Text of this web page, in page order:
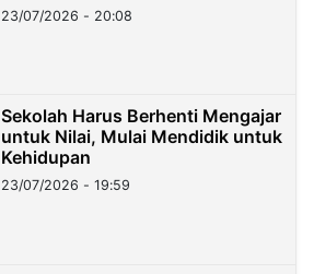
23/07/2026 - 20:08
Sekolah Harus Berhenti Mengajar
untuk Nilai, Mulai Mendidik untuk
Kehidupan
23/07/2026 - 19:59